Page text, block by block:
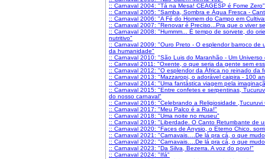
:: Carnaval 2004: "Tá na Mesa! CEAGESP é Fome Zero"
:: Carnaval 2005: "Samba, Sombra e Água Fresca -
:: Carnaval 2006: "A Fé do Homem do Campo em
:: Carnaval 2007: "Renovar é Preciso...Pra que o viver
:: Carnaval 2008: "Hummm... É tempo de sorvete, do
nutritivo"
:: Carnaval 2009: "Ouro Preto - O esplendor barroco de
da humanidade"
:: Carnaval 2010: "São Luis do Maranhão - Um
:: Carnaval 2011: "Oxente, o que seria da gente sem
:: Carnaval 2012: "O esplendor da África no reinado da
:: Carnaval 2013: "Mazzaropi, o adorável caipira - 100
:: Carnaval 2014: "Uma fantástica viagem pela
:: Carnaval 2015: "Entre confetes e serpentinas,
do nosso carnaval"
:: Carnaval 2016: "Celebrando a Religiosidade
:: Carnaval 2017: "Meu Palco é a Rua!"
:: Carnaval 2018: "Uma noite no museu"
:: Carnaval 2019: "Liberdade. O Canto Retumbante de
:: Carnaval 2020: "Faces de Anysio, o Eterno Chico.
:: Carnaval 2021: "Carnavais….De lá pra cá, o que
:: Carnaval 2022: "Carnavais….De lá pra cá, o que
:: Carnaval 2023: "Da Silva, Bezerra. A voz do povo!"
:: Carnaval 2024: "Ifá"